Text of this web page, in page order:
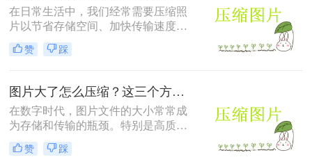
在日常生活中，我们经常需要压缩照
片以节省存储空间、加快传输速度或
满足特定平台的要求。那么怎么压缩
照片的方法呢？本文将介绍四种有效
这些需求。
赞 踩
图片大了怎么压缩？这三个方法帮你轻松解决！
在数字时代，图片文件的大小常常成
为存储和传输的瓶颈。特别是高质量
的图片，其文件体积往往较大，不仅
占用大量存储空间，还会影响上传速
赞 踩